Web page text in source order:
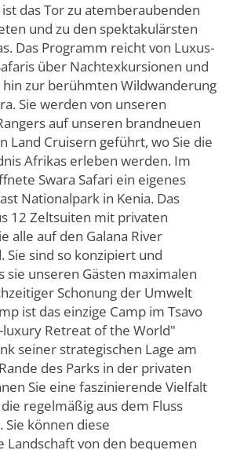
ist das Tor zu atemberaubenden
und zu den spektakulärsten
Das Programm reicht von Luxus-
über Nachtexkursionen und
zur berühmten Wildwanderung
Sie werden von unseren
auf unseren brandneuen
Land Cruisern geführt, wo Sie die
Afrikas erleben werden. Im
Swara Safari ein eigenes
Nationalpark in Kenia. Das
12 Zeltsuiten mit privaten
alle auf den Galana River
Sie sind so konzipiert und
sie unseren Gästen maximalen
Schonung der Umwelt
ist das einzige Camp im Tsavo
luxury Retreat of the World"
seiner strategischen Lage am
des Parks in der privaten
Sie eine faszinierende Vielfalt
regelmäßig aus dem Fluss
können diese
Landschaft von den bequemen